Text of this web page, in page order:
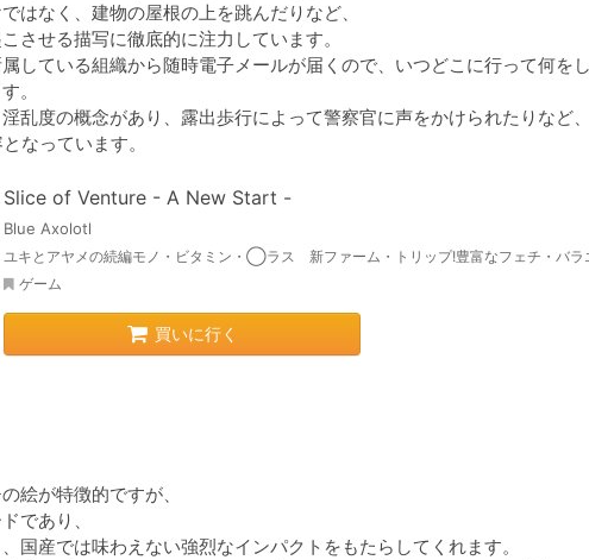
はなく、建物の屋根の上を跳んだりなど、
させる描写に徹底的に注力しています。
している組織から随時電子メールが届くので、いつどこに行って何を
。
乱度の概念があり、露出歩行によって警察官に声をかけられたりなど
Slice of Venture - A New Start -
Blue Axolotl
ユキとアヤメの続編モノ・ビタミン・◯ラス 新ファーム・トリップ!豊富なフェチ・バラ
ゲーム
買いに行く
絵が特徴的ですが、
であり、
国産では味わえない強烈なインパクトをもたらしてくれます。